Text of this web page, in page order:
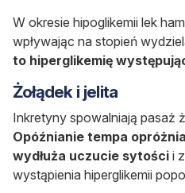
W okresie hipoglikemii lek
wpływając na stopień
to hiperglikemię
Żołądek i jelita
Inkretyny spowalniają pasaż
Opóźnianie tempa
wydłuża uczucie sytości i
wystąpienia hiperglikemii